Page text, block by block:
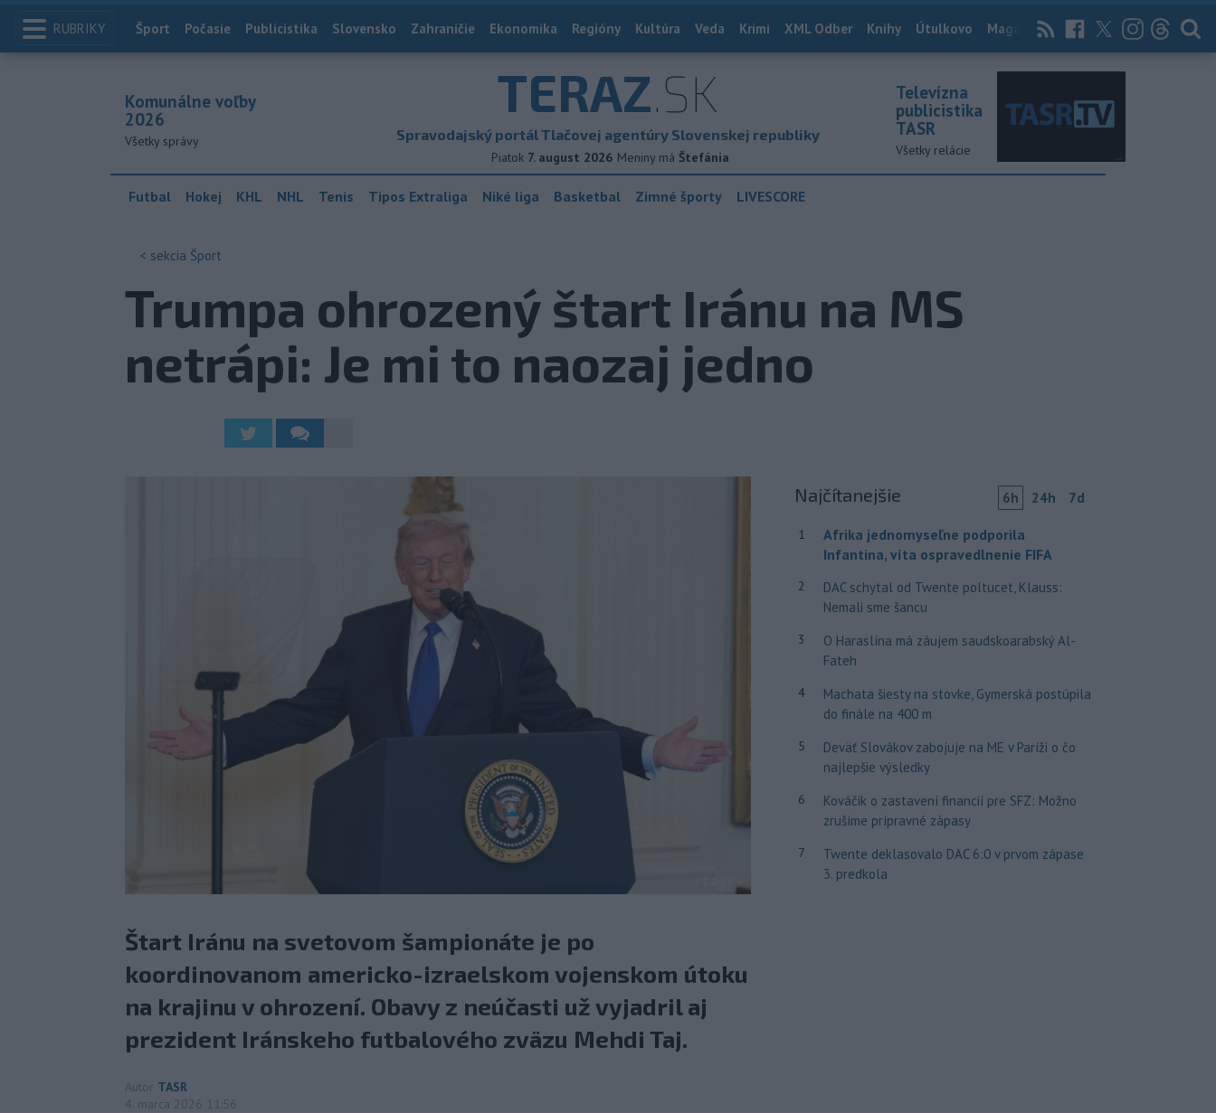
RUBRIKY Index
Šport Počasie Publicistika Slovensko Zahraničie Ekonomika Regióny Kultúra Veda Krimi XML Odber Knihy Útulkovo Magazín News Now Archív
TERAZ.SK
Spravodajský portál Tlačovej agentúry Slovenskej republiky
Piatok 7. august 2026 Meniny má Štefánia
Komunálne voľby
2026
Všetky správy
Televízna
publicistika
TASR
Všetky relácie
Futbal Hokej KHL NHL Tenis Tipos Extraliga Niké liga Basketbal Zimné športy LIVESCORE
< sekcia Šport
Trumpa ohrozený štart Iránu na MS
netrápi: Je mi to naozaj jedno
Štart Iránu na svetovom šampionáte je po
koordinovanom americko-izraelskom vojenskom útoku
na krajinu v ohrození. Obavy z neúčasti už vyjadril aj
prezident Iránskeho futbalového zväzu Mehdi Taj.
Autor TASR
4. marca 2026 11:56
Najčítanejšie 6h 24h 7d
1
Afrika jednomyseľne podporila
Infantina, víta ospravedlnenie FIFA
2
DAC schytal od Twente poltucet, Klauss:
Nemali sme šancu
3
O Haraslína má záujem saudskoarabský Al-
Fateh
4
Machata šiesty na stovke, Gymerská postúpila
do finále na 400 m
5
Deväť Slovákov zabojuje na ME v Paríži o čo
najlepšie výsledky
6
Kováčik o zastavení financií pre SFZ: Možno
zrušíme prípravné zápasy
7
Twente deklasovalo DAC 6:0 v prvom zápase
3. predkola